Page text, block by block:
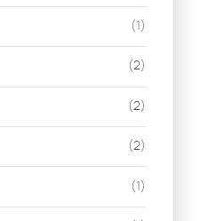
(1)
(2)
(2)
(2)
(1)